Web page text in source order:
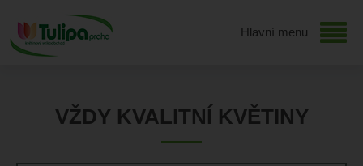
Hlavní menu
VŽDY KVALITNÍ KVĚTINY